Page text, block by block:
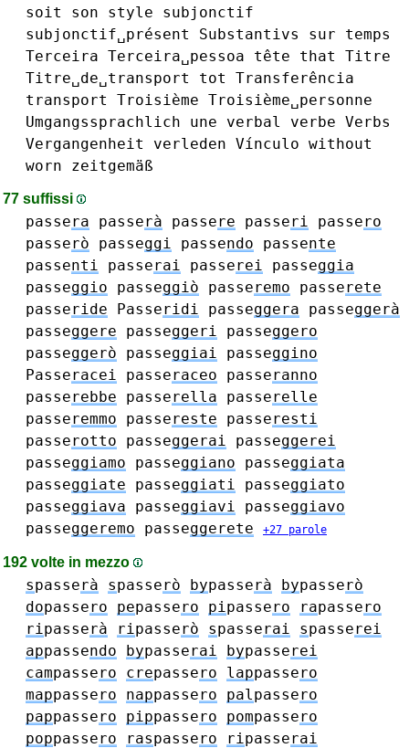
soit
son style
subjonctif
subjonctif␣présent
Substantivs sur
temps
Terceira Terceira␣pessoa tête that
Titre
Titre␣de␣transport
tot
Transferência
transport
Troisième Troisième␣personne
Umgangssprachlich
une verbal verbe Verbs
Vergangenheit
verleden Vínculo without
worn
zeitgemäß
77 suffissi
passera passerà passere passeri passero
passerò passeggi passendo passente
passenti passerai passerei passeggia
passeggio passeggiò passeremo passerete
passeride Passeridi passeggera passeggerà
passeggere passeggeri passeggero
passeggerò passeggiai passeggino
Passeracei passeraceo passeranno
passerebbe passerella passerelle
passeremmo passereste passeresti
passerotto passeggerai passeggerei
passeggiamo passeggiano passeggiata
passeggiate passeggiati passeggiato
passeggiava passeggiavi passeggiavo
passeggeremo passeggerete +27 parole
192 volte in mezzo
spasserà spasserò bypasserà bypasserò
dopassero pepassero pipassero rapassero
ripasserà ripasserò spasserai spasserei
appassendo bypasserai bypasserei
campassero crepassero lappassero
mappassero nappassero palpassero
pappassero pippassero pompassero
poppassero raspassero ripasserai